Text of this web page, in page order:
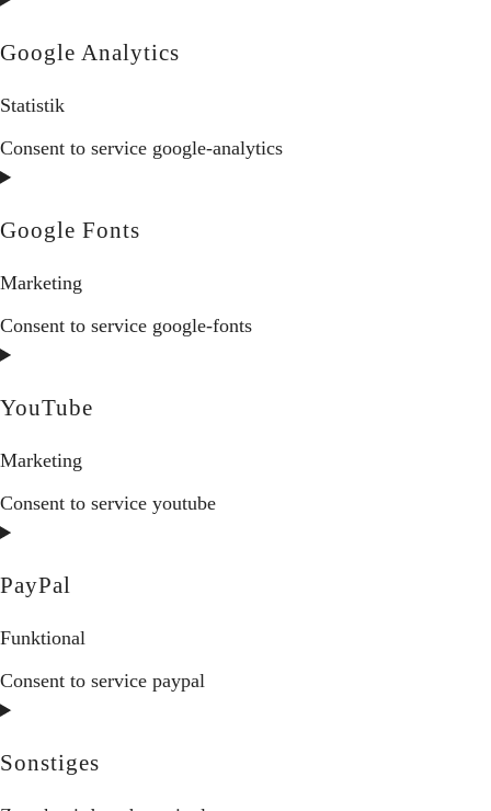
Google Analytics
Statistik
Consent to service google-analytics
Google Fonts
Marketing
Consent to service google-fonts
YouTube
Marketing
Consent to service youtube
PayPal
Funktional
Consent to service paypal
Sonstiges